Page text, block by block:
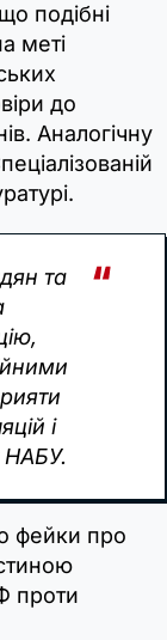
подібні
меті
до
Аналогічну
та
і
НАБУ.
фейки про
проти